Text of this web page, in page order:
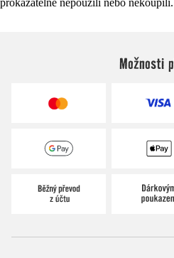
prokazatelně nepoužili nebo nekoupili.
Možnosti